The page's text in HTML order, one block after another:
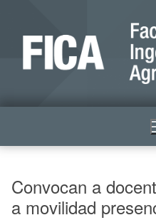
Convocan a
a movilidad